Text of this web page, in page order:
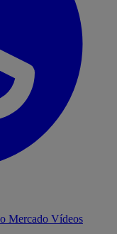
Mercado Vídeos